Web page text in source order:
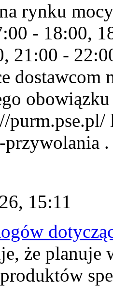
rynku
- 18:00,
21:00 -
dostawcom
15:11
że planuje